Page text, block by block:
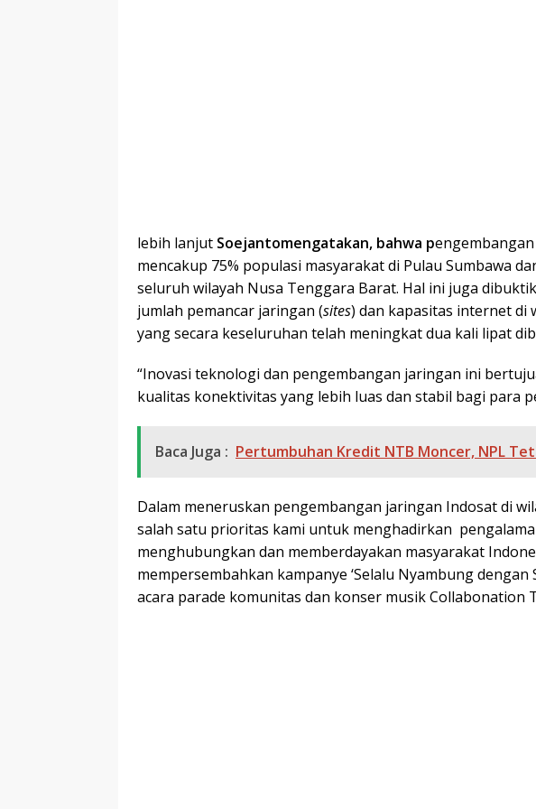
lebih lanjut Soejantomengatakan, bahwa p
mencakup 75% populasi masyarakat di Pulau Sumbawa
seluruh wilayah Nusa Tenggara Barat. Hal ini juga
jumlah pemancar jaringan (sites) dan kapasitas internet di
yang secara keseluruhan telah meningkat dua kali lipat
“Inovasi teknologi dan pengembangan jaringan ini
kualitas konektivitas yang lebih luas dan stabil bagi para
Baca Juga : Pertumbuhan Kredit NTB Moncer, NPL
Dalam meneruskan pengembangan jaringan Indosat di
salah satu prioritas kami untuk menghadirkan
menghubungkan dan memberdayakan masyarakat
mempersembahkan kampanye ‘Selalu Nyambung dengan
acara parade komunitas dan konser musik Collabonation